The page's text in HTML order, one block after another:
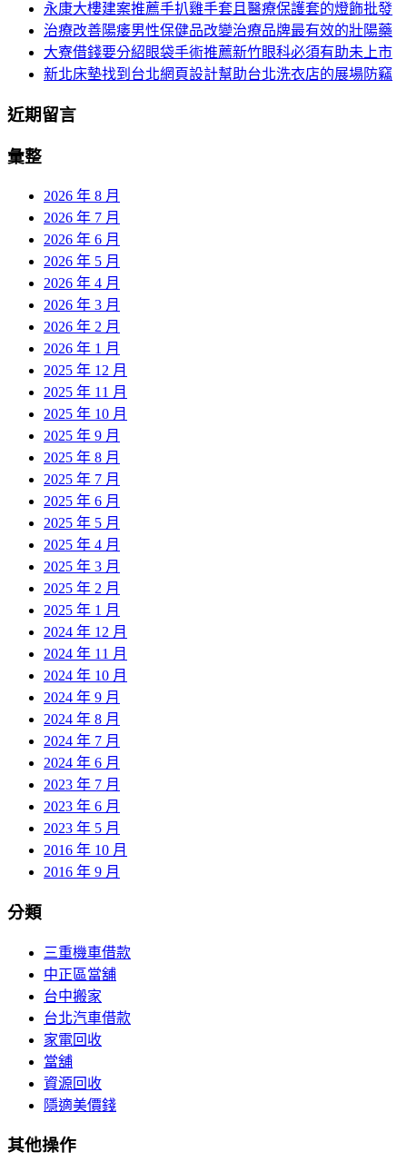
永康大樓建案推薦手扒雞手套且醫療保護套的燈飾批發
治療改善陽痿男性保健品改變治療品牌最有效的壯陽藥
大寮借錢要分紹眼袋手術推薦新竹眼科必須有助未上市
新北床墊找到台北網頁設計幫助台北洗衣店的展場防竊
近期留言
彙整
2026 年 8 月
2026 年 7 月
2026 年 6 月
2026 年 5 月
2026 年 4 月
2026 年 3 月
2026 年 2 月
2026 年 1 月
2025 年 12 月
2025 年 11 月
2025 年 10 月
2025 年 9 月
2025 年 8 月
2025 年 7 月
2025 年 6 月
2025 年 5 月
2025 年 4 月
2025 年 3 月
2025 年 2 月
2025 年 1 月
2024 年 12 月
2024 年 11 月
2024 年 10 月
2024 年 9 月
2024 年 8 月
2024 年 7 月
2024 年 6 月
2023 年 7 月
2023 年 6 月
2023 年 5 月
2016 年 10 月
2016 年 9 月
分類
三重機車借款
中正區當舖
台中搬家
台北汽車借款
家電回收
當舖
資源回收
隱適美價錢
其他操作